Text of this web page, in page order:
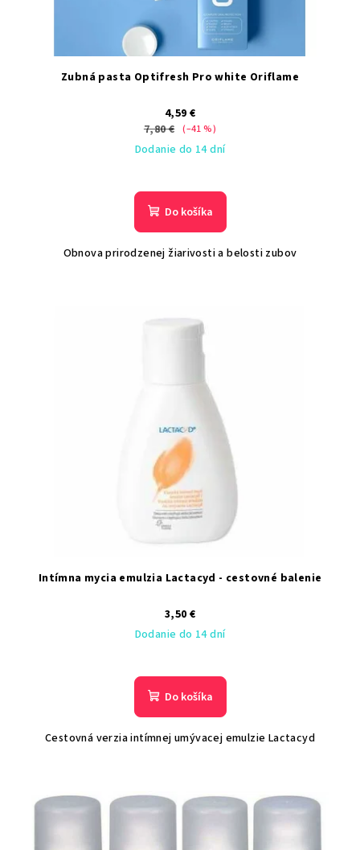
Zubná pasta Optifresh Pro white Oriflame
4,59 €
7,80 € (–41 %)
Dodanie do 14 dní
Do košíka
Obnova prirodzenej žiarivosti a belosti zubov
Intímna mycia emulzia Lactacyd - cestovné balenie
3,50 €
Dodanie do 14 dní
Do košíka
Cestovná verzia intímnej umývacej emulzie Lactacyd